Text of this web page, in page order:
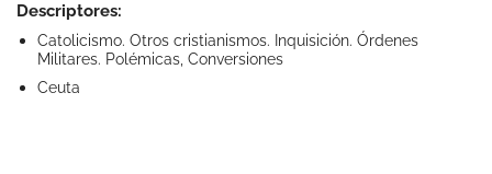
Descriptores:
Catolicismo. Otros cristianismos. Inquisición. Órdenes
Militares. Polémicas, Conversiones
Ceuta